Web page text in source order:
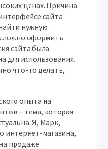
ценах. Причина
сайта.
нужную
оформить
сайта была
для использования.
что-то делать,
опыта на
– тема, которая
Я, Марк,
интернет-магазина,
продаже